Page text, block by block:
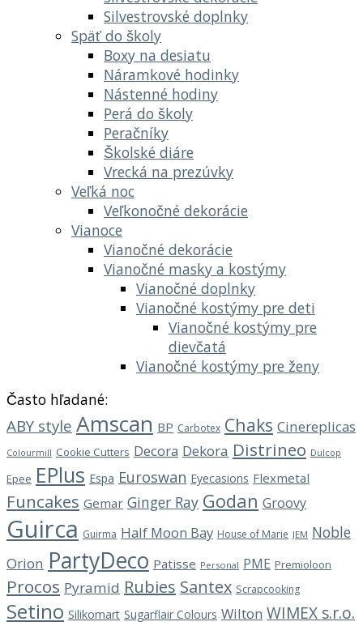
Silvestrovské doplnky
Späť do školy
Boxy na desiatu
Náramkové hodinky
Nástenné hodiny
Perá do školy
Peračníky
Školské diáre
Vrecká na prezúvky
Veľká noc
Veľkonočné dekorácie
Vianoce
Vianočné dekorácie
Vianočné masky a kostýmy
Vianočné doplnky
Vianočné kostýmy pre deti
Vianočné kostýmy pre
dievčatá
Vianočné kostýmy pre ženy
Často hľadané:
ABY style Amscan BP Carbotex Chaks Cinereplicas
Colourmill Cookie Cutters Decora Dekora Distrineo Dulcop
Epee EPlus Espa Euroswan Eyecasions Flexmetal
Funcakes Gemar Ginger Ray Godan Groovy
Guirca Guirma Half Moon Bay House of Marie JEM Noble
Orion PartyDeco Patisse Personal PME Premioloon
Procos Pyramid Rubies Santex Scrapcooking
Setino Silikomart Sugarflair Colours Wilton WIMEX s.r.o.